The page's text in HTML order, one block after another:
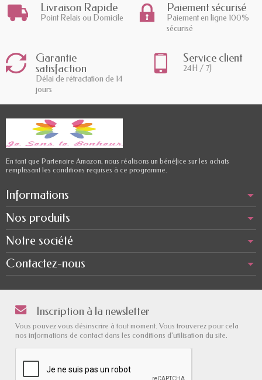
Livraison Rapide
Point Relais ou Domicile
Paiement sécurisé
Paiement en ligne 100%
sécurisé
Garantie
satisfaction
Délai de rétractation de 14
jours
Service client
24H / 7J
En tant que Partenaire Amazon, nous réalisons un bénéfice sur les achats
remplissant les conditions requises à ce programme.
Informations
Nos produits
Notre société
Contactez-nous
Inscription à la newsletter
Vous pouvez vous désinscrire à tout moment. Vous trouverez pour cela
nos informations de contact dans les conditions d'utilisation du site.